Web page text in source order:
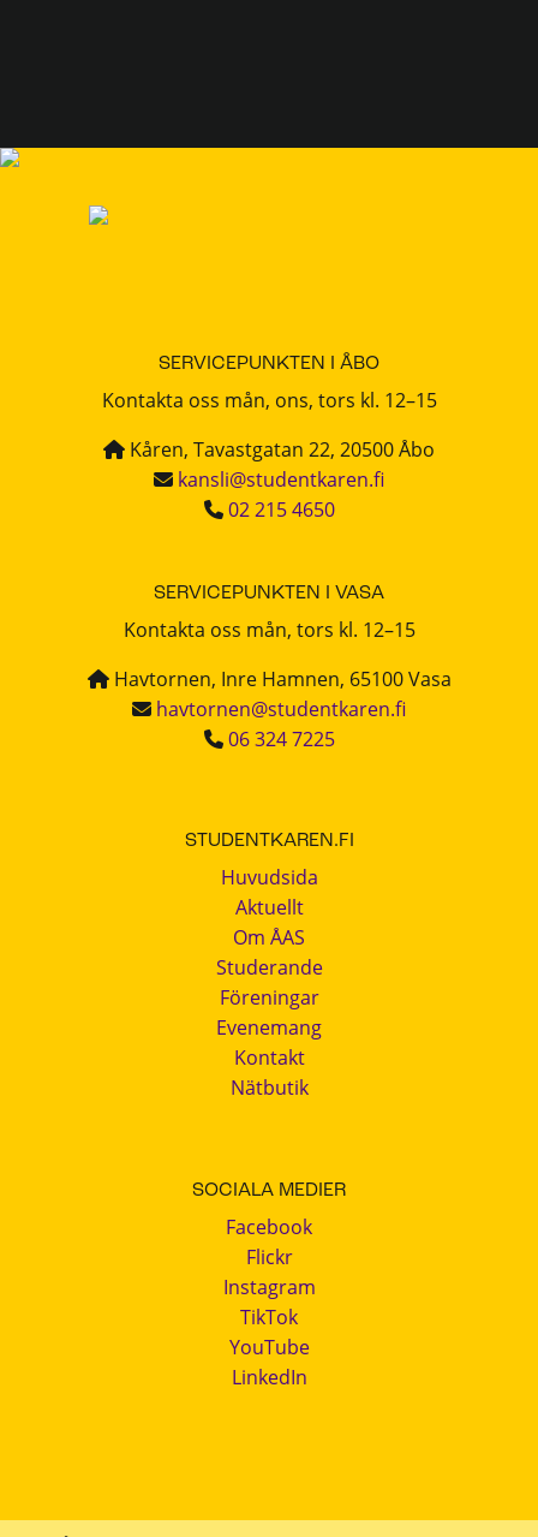
SERVICEPUNKTEN I ÅBO
Kontakta oss mån, ons, tors kl. 12–15
Kåren, Tavastgatan 22, 20500 Åbo
kansli@studentkaren.fi
02 215 4650
SERVICEPUNKTEN I VASA
Kontakta oss mån, tors kl. 12–15
Havtornen, Inre Hamnen, 65100 Vasa
havtornen@studentkaren.fi
06 324 7225
STUDENTKAREN.FI
Huvudsida
Aktuellt
Om ÅAS
Studerande
Föreningar
Evenemang
Kontakt
Nätbutik
SOCIALA MEDIER
Facebook
Flickr
Instagram
TikTok
YouTube
LinkedIn